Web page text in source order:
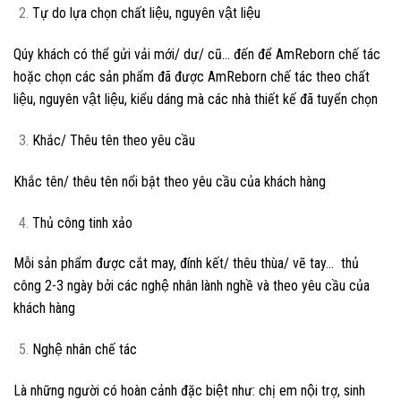
Tự do lựa chọn chất liệu, nguyên vật liệu
Qúy khách có thể gửi vải mới/ dư/ cũ… đến để AmReborn chế tác
hoặc chọn các sản phẩm đã được AmReborn chế tác theo chất
liệu, nguyên vật liệu, kiểu dáng mà các nhà thiết kế đã tuyển chọn
Khắc/ Thêu tên theo yêu cầu
Khắc tên/ thêu tên nổi bật theo yêu cầu của khách hàng
Thủ công tinh xảo
Mỗi sản phẩm được cắt may, đính kết/ thêu thùa/ vẽ tay… thủ
công 2-3 ngày bởi các nghệ nhân lành nghề và theo yêu cầu của
khách hàng
Nghệ nhân chế tác
Là những người có hoàn cảnh đặc biệt như: chị em nội trợ, sinh